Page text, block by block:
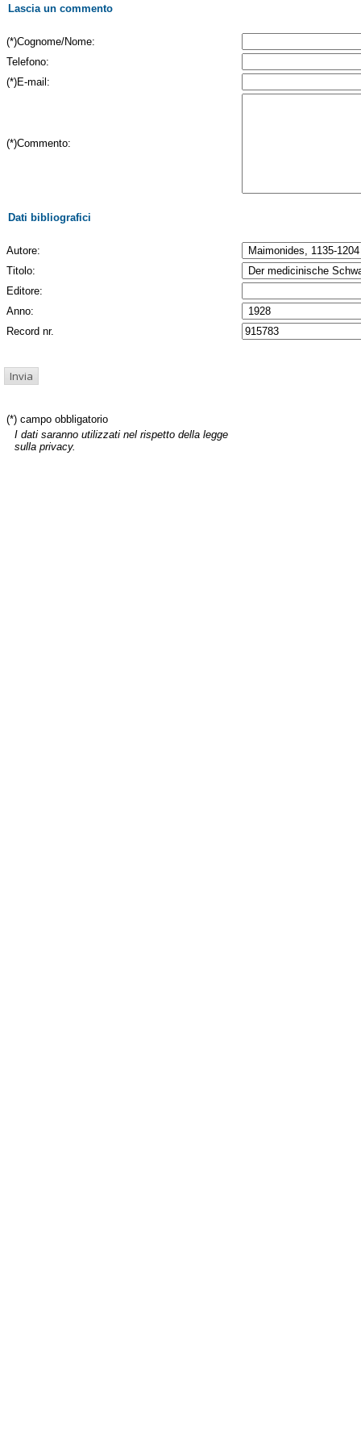
Lascia un commento
(*)Cognome/Nome:
Telefono:
(*)E-mail:
(*)Commento:
Dati bibliografici
Autore:
Titolo:
Editore:
Anno:
Record nr.
(*) campo obbligatorio
I dati saranno utilizzati nel rispetto della legge
sulla privacy.